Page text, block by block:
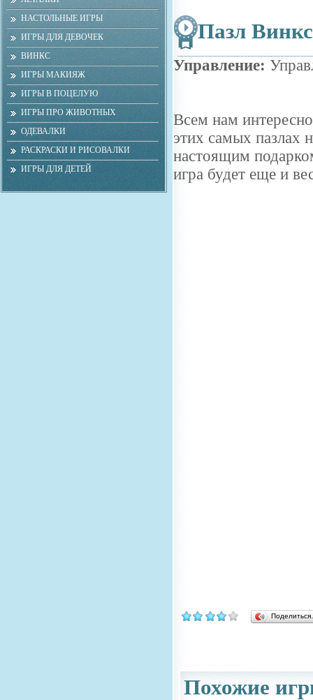
НАСТОЛЬНЫЕ ИГРЫ
ИГРЫ ДЛЯ ДЕВОЧЕК
ВИНКС
ИГРЫ МАКИЯЖ
ИГРЫ В ПОЦЕЛУЮ
ИГРЫ ПРО ЖИВОТНЫХ
ОДЕВАЛКИ
РАСКРАСКИ И РИСОВАЛКИ
ИГРЫ ДЛЯ ДЕТЕЙ
Пазл Винкс
Управление:
Всем нам
этих самых пазлах
настоящим
игра будет еще и
Похожие